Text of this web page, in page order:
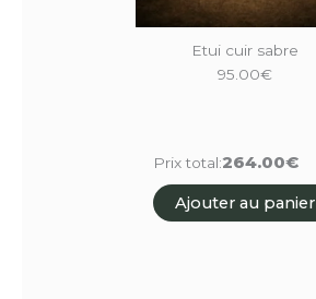
Etui cuir sabre
95.00€
Prix total:264.00€
Ajouter au panier